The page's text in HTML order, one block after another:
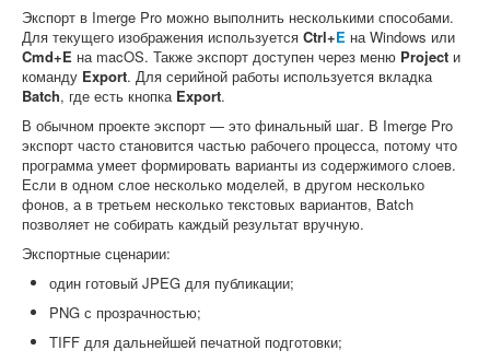
Экспорт в Imerge Pro можно выполнить несколькими способами.
Для текущего изображения используется Ctrl+E на Windows или
Cmd+E на macOS. Также экспорт доступен через меню Project и
команду Export. Для серийной работы используется вкладка
Batch, где есть кнопка Export.
В обычном проекте экспорт — это финальный шаг. В Imerge Pro
экспорт часто становится частью рабочего процесса, потому что
программа умеет формировать варианты из содержимого слоев.
Если в одном слое несколько моделей, в другом несколько
фонов, а в третьем несколько текстовых вариантов, Batch
позволяет не собирать каждый результат вручную.
Экспортные сценарии:
один готовый JPEG для публикации;
PNG с прозрачностью;
TIFF для дальнейшей печатной подготовки;